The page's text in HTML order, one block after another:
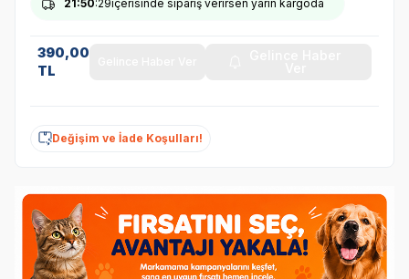
21:50:29içerisinde sipariş verirsen yarın kargoda
390,00
TL
Değişim ve İade Koşulları!